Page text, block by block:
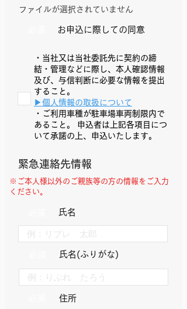
ファイルが選択されていません
​お申込に際しての同意
・当社又は当社委託先に契約の締
結・管理などに際し、本人確認情報
及び、与信判断に必要な情報を提出
すること。
​▶︎個人情報の取扱について
・ご利用車種が駐車場車両制限内で
あること。 申込者は上記各項目につ
いて承諾の上、申込いたします。
緊急連絡先情報
※ご本人様以外のご親族等の方の情報をご入力
ください。
​氏名
​氏名(ふりがな)
住所